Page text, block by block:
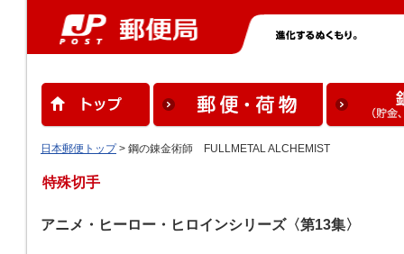
日本郵便トップ> 鋼の錬金術師 FULLMETAL ALCHEMIST
特殊切手
アニメ・ヒーロー・ヒロインシリーズ〈第13集〉